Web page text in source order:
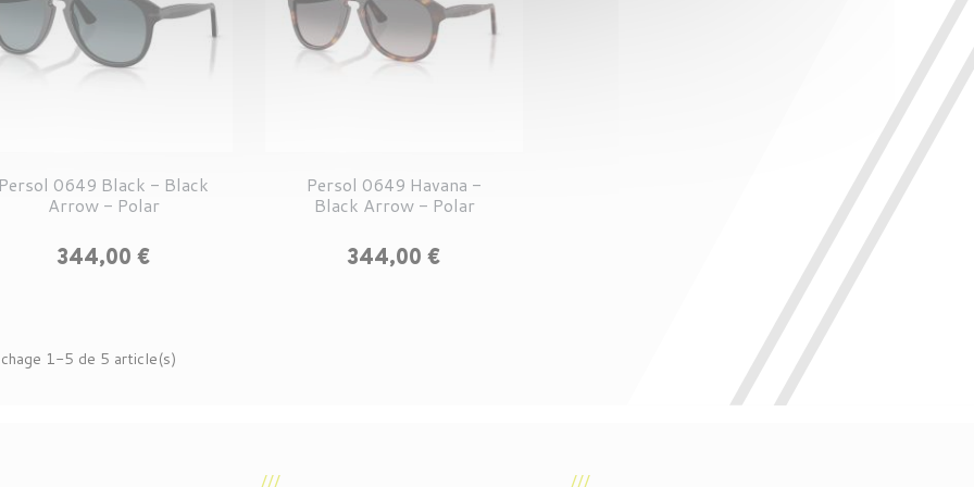
0649 Black - Black
Arrow - Polar
Prix
344,00 €
Persol 0649 Havana -
Black Arrow - Polar
Prix
344,00 €
1-5 de 5 article(s)